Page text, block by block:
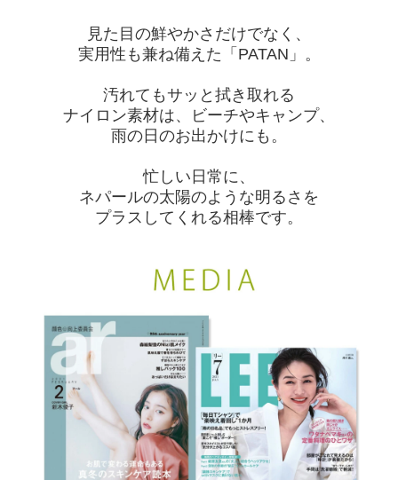
見た目の鮮やかさだけでなく、
実用性も兼ね備えた「PATAN」。
汚れてもサッと拭き取れる
ナイロン素材は、ビーチやキャンプ、
雨の日のお出かけにも。
忙しい日常に、
ネパールの太陽のような明るさを
プラスしてくれる相棒です。